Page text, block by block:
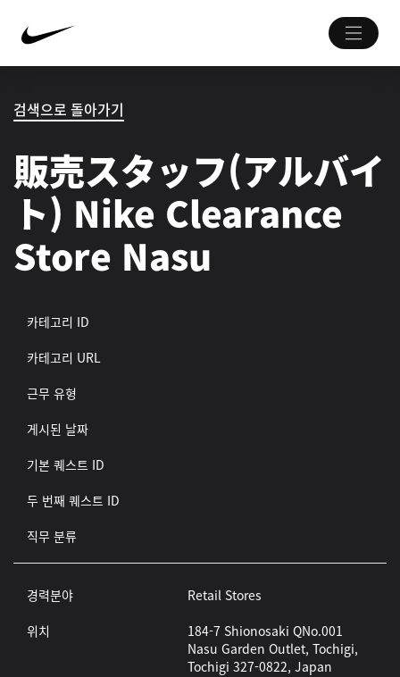
검색으로 돌아가기
販売スタッフ(アルバイ
ト) Nike Clearance
Store Nasu
카테고리 ID
카테고리 URL
근무 유형
게시된 날짜
기본 퀘스트 ID
두 번째 퀘스트 ID
직무 분류
경력분야
Retail Stores
위치
184-7 Shionosaki QNo.001
Nasu Garden Outlet, Tochigi,
Tochigi 327-0822, Japan